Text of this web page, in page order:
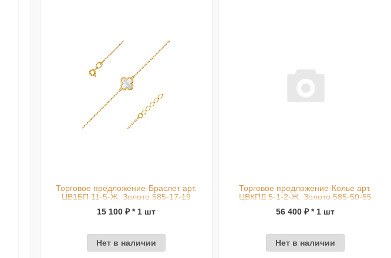
Торговое предложение-Браслет арт.
ЦВ1БП 11-5-Ж, Золото 585-17-19
15 100 ₽ * 1 шт
Нет в наличии
Торговое предложение-Колье арт.
ЦВКПД 5-1-2-Ж, Золото 585-50-55
56 400 ₽ * 1 шт
Нет в наличии